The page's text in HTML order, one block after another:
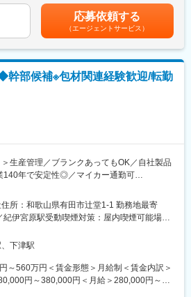
になりますが3か月程度で対応できます。
社員が未経験からのスタートとなりますの
の指導を受けながら、じっくりスキルアッ
あります。
査の製造工程があります。
業や経験を要求されるものが多く、経験を
や面白さを感じていただけます。
これまでのご経験を生かして頂きながら、
術継承が不可欠な業務をご担当いただきた
応募依頼する
（エージェントサービス）
幹部候補※包材関連経験歓迎/転勤
生産管理／ブランクあってもOK／自社製品
140年で安定性◎／マイカー通勤可
る、 芳香・消臭剤、 洗浄剤、その他日用
虫剤・入浴剤）など家庭用商品のパッケージ
買についての管理業務をお任せいたします。
、納期調整、在庫管理、発注納期調整を行
所：和歌山県有田市辻堂1-1 勤務地最寄
伊宮原駅受動喫煙対策：屋内喫煙可能場所
の定める事業所
下津駅
～560万円＜賃金形態＞月給制＜賃金内訳＞
円～380,000円＜月給＞280,000円～